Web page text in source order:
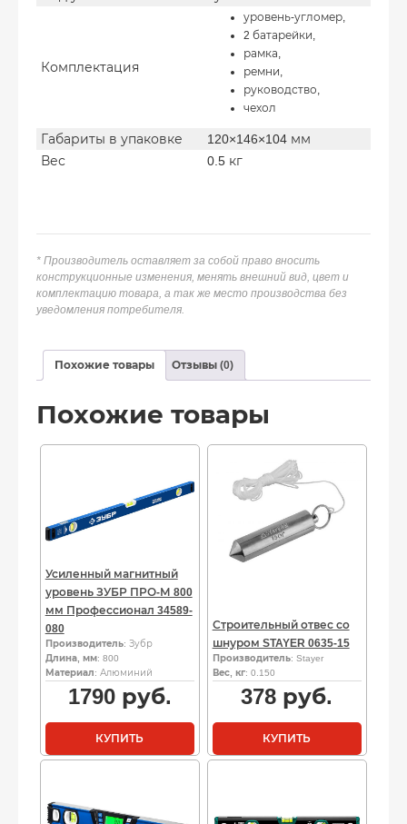
Комплектация
уровень-угломер,
2 батарейки,
рамка,
ремни,
руководство,
чехол
Габариты в упаковке
120×146×104 мм
Вес
0.5 кг
* Производитель оставляет за собой право вносить
конструкционные изменения, менять внешний вид, цвет и
комплектацию товара, а так же место производства без
уведомления потребителя.
Похожие товары Отзывы (0)
Похожие товары
Усиленный магнитный
уровень ЗУБР ПРО-М 800
мм Профессионал 34589-
080
Производитель: Зубр
Длина, мм: 800
Материал: Алюминий
1790руб.
КУПИТЬ
Строительный отвес со
шнуром STAYER 0635-15
Производитель: Stayer
Вес, кг: 0.150
378 руб.
КУПИТЬ